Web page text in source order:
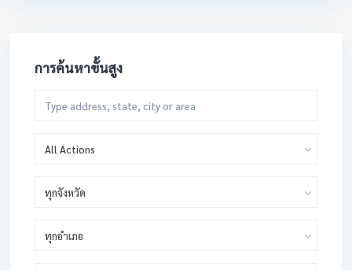
การค้นหาขั้นสูง
All Actions
ทุกจังหวัด
ทุกอำเภอ